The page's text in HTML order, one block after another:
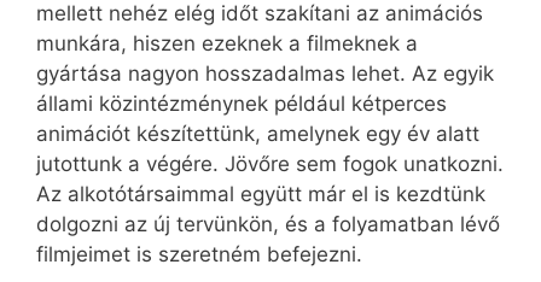
mellett nehéz elég időt szakítani az animációs
munkára, hiszen ezeknek a filmeknek a
gyártása nagyon hosszadalmas lehet. Az egyik
állami közintézménynek például kétperces
animációt készítettünk, amelynek egy év alatt
jutottunk a végére. Jövőre sem fogok unatkozni.
Az alkotótársaimmal együtt már el is kezdtünk
dolgozni az új tervünkön, és a folyamatban lévő
filmjeimet is szeretném befejezni.